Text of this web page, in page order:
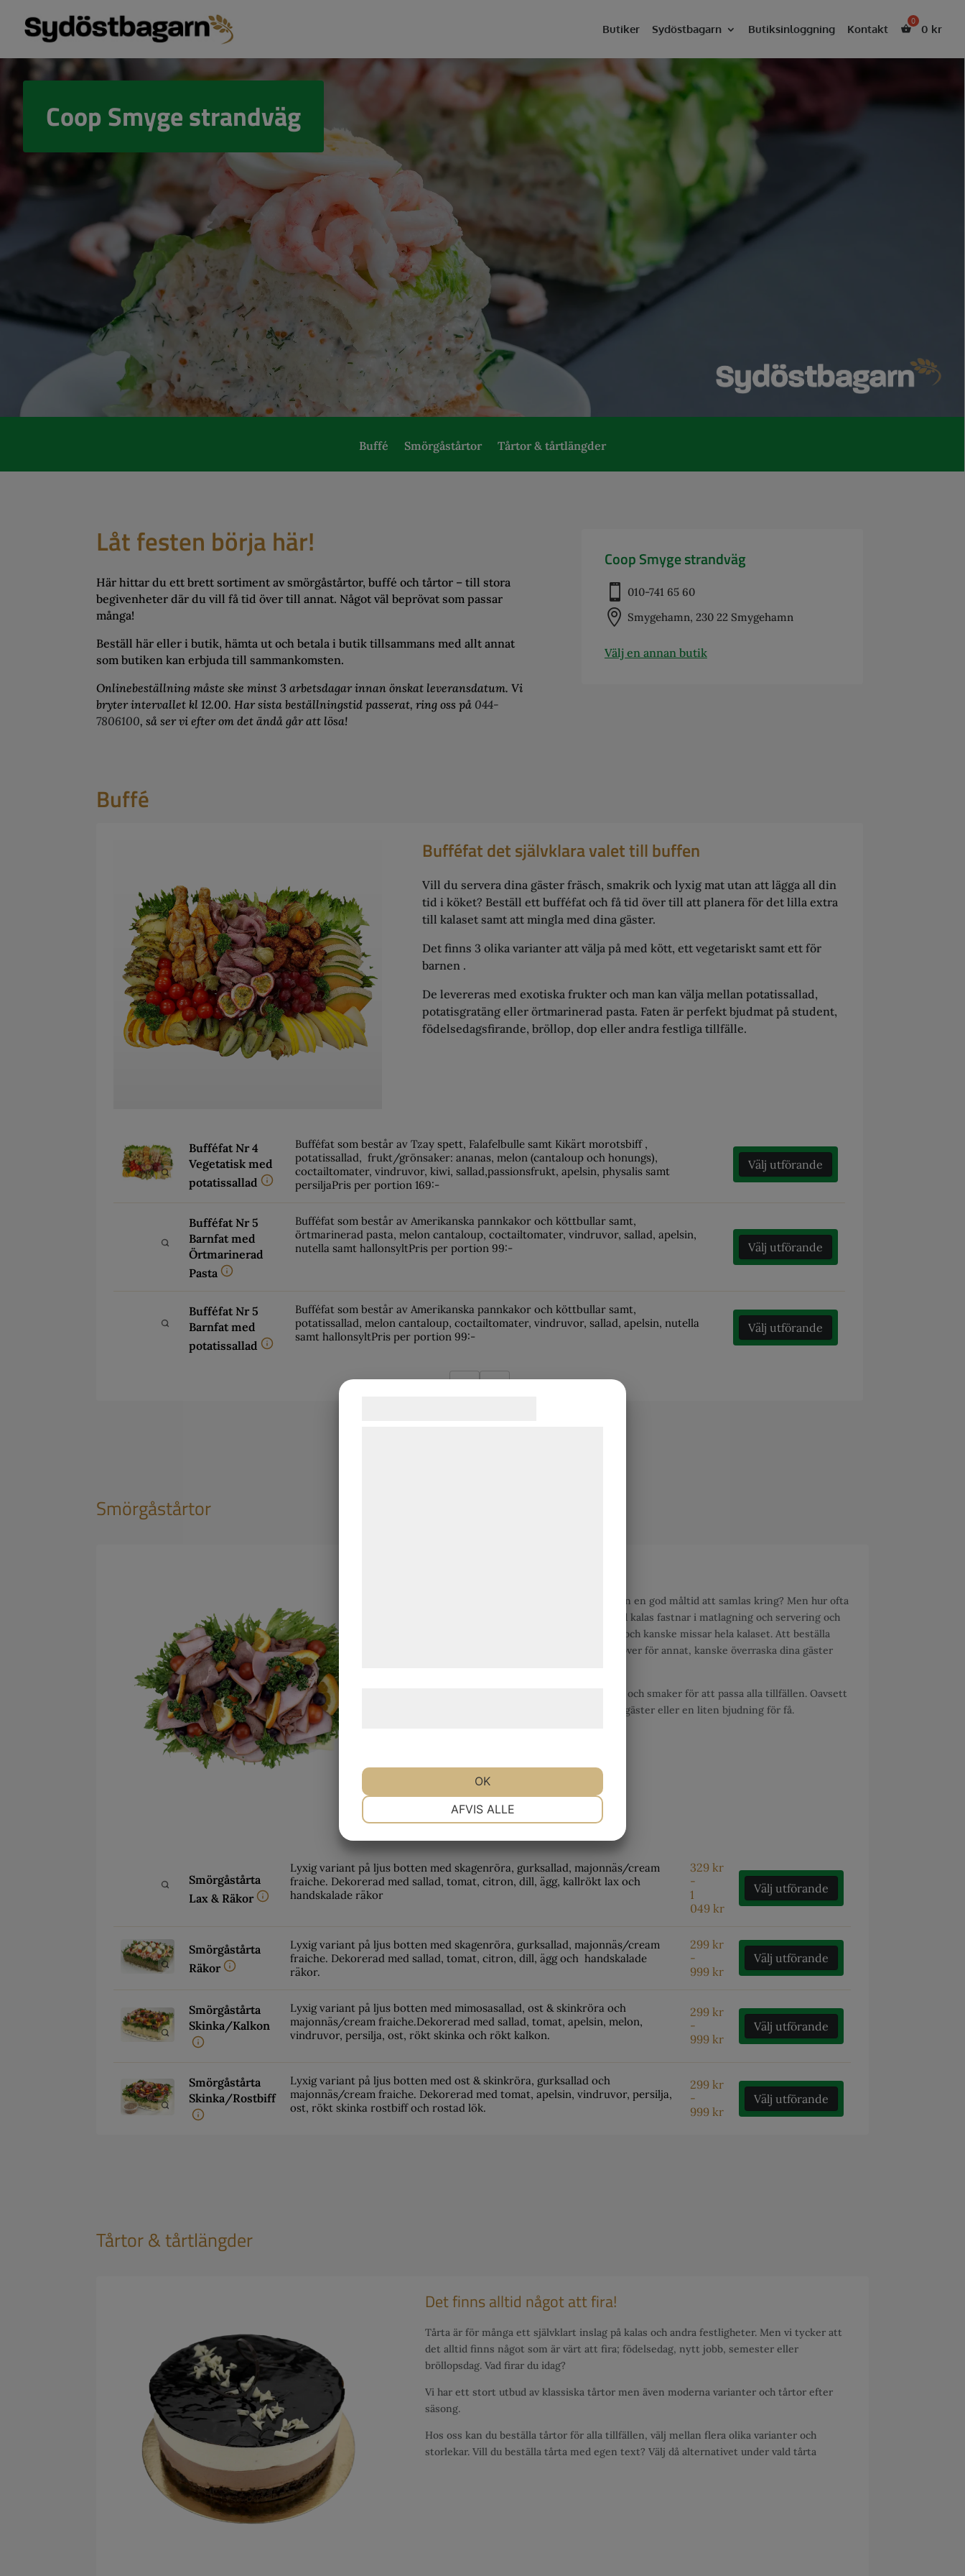
Butiker Sydöstbagarn Butiksinloggning Kontakt 0 kr
Coop Smyge strandväg
Buffé Smörgåstårtor Tårtor & tårtlängder
Låt festen börja här!
Här hittar du ett brett sortiment av smörgåstårtor, buffé och tårtor – till stora
begivenheter där du vill få tid över till annat. Något väl beprövat som passar
många!
Beställ här eller i butik, hämta ut och betala i butik tillsammans med allt annat
som butiken kan erbjuda till sammankomsten.
Onlinebeställning måste ske minst 3 arbetsdagar innan önskat leveransdatum. Vi
bryter intervallet kl 12.00. Har sista beställningstid passerat, ring oss på 044-
7806100, så ser vi efter om det ändå går att lösa!
Coop Smyge strandväg
 010-741 65 60
 Smygehamn, 230 22 Smygehamn
Välj en annan butik
Buffé
Bufféfat det självklara valet till buffen
Vill du servera dina gäster fräsch, smakrik och lyxig mat utan att lägga all din
tid i köket? Beställ ett bufféfat och få tid över till att planera för det lilla extra
till kalaset samt att mingla med dina gäster.
Det finns 3 olika varianter att välja på med kött, ett vegetariskt samt ett för
barnen .
De levereras med exotiska frukter och man kan välja mellan potatissallad,
potatisgratäng eller örtmarinerad pasta. Faten är perfekt bjudmat på student,
födelsedagsfirande, bröllop, dop eller andra festliga tillfälle.
Bufféfat Nr 4
Vegetatisk med
potatissallad
Bufféfat som består av Tzay spett, Falafelbulle samt Kikärt morotsbiff ,
potatissallad, frukt/grönsaker: ananas, melon (cantaloup och honungs),
coctailtomater, vindruvor, kiwi, sallad,passionsfrukt, apelsin, physalis samt
persiljaPris per portion 169:-
Välj utförande
Bufféfat Nr 5
Barnfat med
Örtmarinerad
Pasta
Bufféfat som består av Amerikanska pannkakor och köttbullar samt,
örtmarinerad pasta, melon cantaloup, coctailtomater, vindruvor, sallad, apelsin,
nutella samt hallonsyltPris per portion 99:-
Välj utförande
Bufféfat Nr 5
Barnfat med
potatissallad
Bufféfat som består av Amerikanska pannkakor och köttbullar samt,
potatissallad, melon cantaloup, coctailtomater, vindruvor, sallad, apelsin, nutella
samt hallonsyltPris per portion 99:-
Välj utförande
Smörgåstårtor
Så enkelt och så gott; vad vore en fest utan en god måltid att samlas kring? Men hur ofta
blir det inte så att den som ställer till med kalas fastnar i matlagning och servering och
får alldeles för lite tid över för gästerna – och kanske missar hela kalaset. Att beställa
smörgåstårta till din bjudning ger dig tid över för annat, kanske överraska dina gäster
Vi har smörgåstårtor i flera olika storlekar och smaker för att passa alla tillfällen. Oavsett
om du planerar ett stort event för många gäster eller en liten bjudning för få.
Smörgåstårta
Lax & Räkor
Lyxig variant på ljus botten med skagenröra, gurksallad, majonnäs/cream
fraiche. Dekorerad med sallad, tomat, citron, dill, ägg, kallrökt lax och
handskalade räkor
329 kr
-
1
049 kr
Välj utförande
Smörgåstårta
Räkor
Lyxig variant på ljus botten med skagenröra, gurksallad, majonnäs/cream
fraiche. Dekorerad med sallad, tomat, citron, dill, ägg och handskalade
räkor.
299 kr
-
999 kr
Välj utförande
Smörgåstårta
Skinka/Kalkon
Lyxig variant på ljus botten med mimosasallad, ost & skinkröra och
majonnäs/cream fraiche.Dekorerad med sallad, tomat, apelsin, melon,
vindruvor, persilja, ost, rökt skinka och rökt kalkon.
299 kr
-
999 kr
Välj utförande
Smörgåstårta
Skinka/Rostbiff
Lyxig variant på ljus botten med ost & skinkröra, gurksallad och
majonnäs/cream fraiche. Dekorerad med tomat, apelsin, vindruvor, persilja,
ost, rökt skinka rostbiff och rostad lök.
299 kr
-
999 kr
Välj utförande
Tårtor & tårtlängder
Det finns alltid något att fira!
Tårta är för många ett självklart inslag på kalas och andra festligheter. Men vi tycker att
det alltid finns något som är värt att fira; födelsedag, nytt jobb, semester eller
bröllopsdag. Vad firar du idag?
Vi har ett stort utbud av klassiska tårtor men även moderna varianter och tårtor efter
säsong.
Hos oss kan du beställa tårtor för alla tillfällen, välj mellan flera olika varianter och
storlekar. Vill du beställa tårta med egen text? Välj då alternativet under vald tårta
AFVIS ALLE
OK